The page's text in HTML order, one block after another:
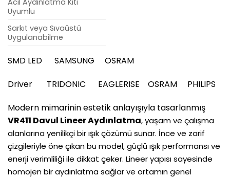
Acil Aydınlatma Kiti
Uyumlu
Sarkıt veya Sıvaüstü
Uygulanabilme
SMD LED SAMSUNG OSRAM
Driver TRIDONIC EAGLERISE OSRAM PHILIPS
Modern mimarinin estetik anlayışıyla tasarlanmış
VR411 Davul Lineer Aydınlatma, yaşam ve çalışma
alanlarına yenilikçi bir ışık çözümü sunar. İnce ve zarif
çizgileriyle öne çıkan bu model, güçlü ışık performansı ve
enerji verimliliği ile dikkat çeker. Lineer yapısı sayesinde
homojen bir aydınlatma sağlar ve ortamın genel